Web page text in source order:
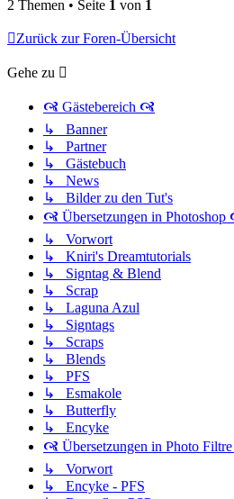
2 Themen • Seite 1 von 1
Zurück zur Foren-Übersicht
Gehe zu
🙧 Gästebereich 🙧
↳ Banner
↳ Partner
↳ Gästebuch
↳ News
↳ Bilder zu den Tut's
🙧 Übersetzungen in
↳ Vorwort
↳ Kniri's Dreamtutorials
↳ Signtag & Blend
↳ Scrap
↳ Laguna Azul
↳ Signtags
↳ Scraps
↳ Blends
↳ PFS
↳ Esmakole
↳ Butterfly
↳ Encyke
🙧 Übersetzungen in Photo
↳ Vorwort
↳ Encyke - PFS